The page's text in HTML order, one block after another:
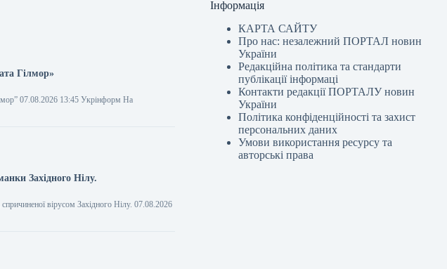
Гілмор»
07.08.2026 13:45 Укрінформ На
Західного Нілу.
вірусом Західного Нілу. 07.08.2026
Інформація
КАРТА САЙТУ
Про нас: незалежний ПОРТАЛ новин
України
Редакційна політика та стандарти
публікації інформаці
Контакти редакції ПОРТАЛУ новин
України
Політика конфіденційності та захист
персональних даних
Умови використання ресурсу та
авторські права